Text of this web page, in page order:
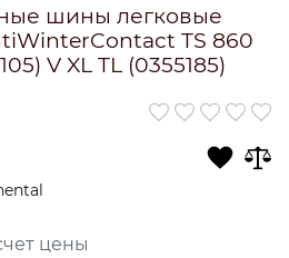
шины легковые
TS 860
V XL TL (0355185)
цены